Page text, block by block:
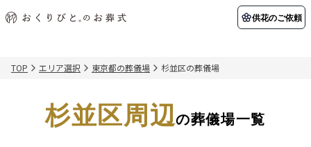
供花のご依頼
初めての方へ 納棺の儀とは？
関東エリア
お客様の声
供花のご依頼
TOP エリア選択 東京都の葬儀場 杉並区の葬儀場
杉並区周辺の葬儀場一覧